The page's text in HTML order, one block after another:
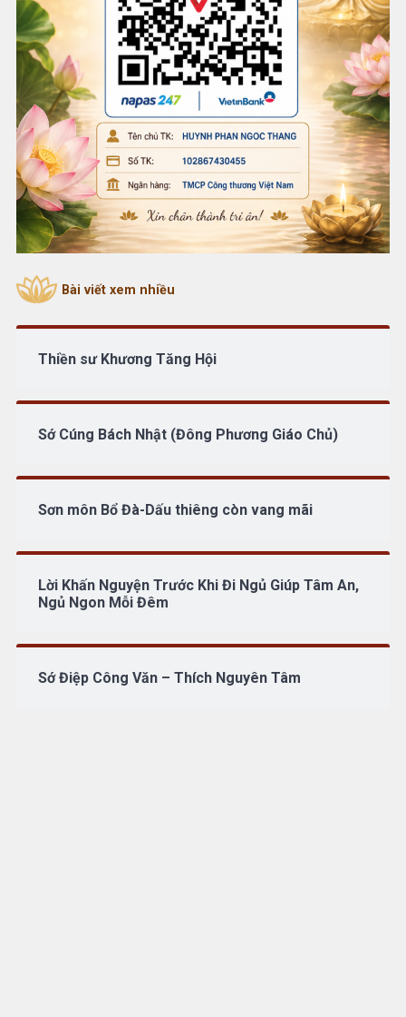
Bài viết xem nhiều
Thiền sư Khương Tăng Hội
Sớ Cúng Bách Nhật (Đông Phương Giáo Chủ)
Sơn môn Bổ Đà-Dấu thiêng còn vang mãi
Lời Khấn Nguyện Trước Khi Đi Ngủ Giúp Tâm An,
Ngủ Ngon Mỗi Đêm
Sớ Điệp Công Văn – Thích Nguyên Tâm